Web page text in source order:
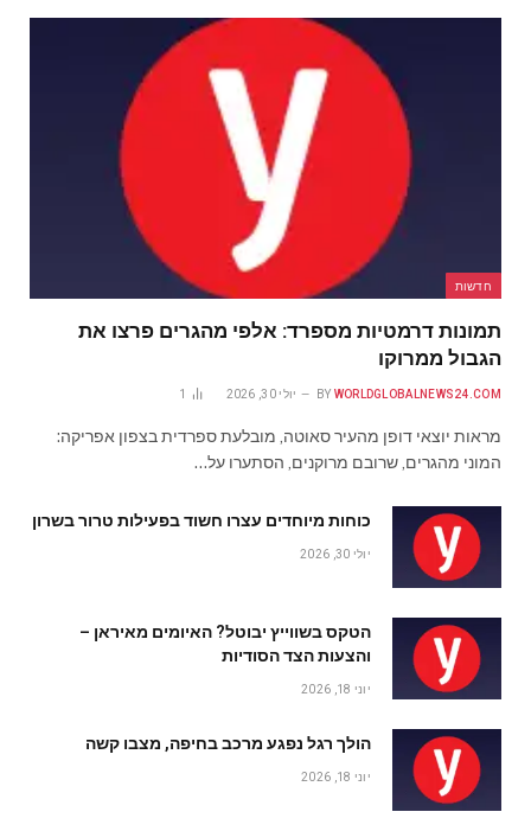
חדשות
תמונות דרמטיות מספרד: אלפי מהגרים פרצו את
הגבול ממרוקו
BY WORLDGLOBALNEWS24.COM יולי 30, 2026 1
מראות יוצאי דופן מהעיר סאוטה, מובלעת ספרדית בצפון אפריקה:
המוני מהגרים, שרובם מרוקנים, הסתערו על…
כוחות מיוחדים עצרו חשוד בפעילות טרור בשרון
יולי 30, 2026
הטקס בשווייץ יבוטל? האיומים מאיראן –
והצעות הצד הסודיות
יוני 18, 2026
הולך רגל נפגע מרכב בחיפה, מצבו קשה
יוני 18, 2026